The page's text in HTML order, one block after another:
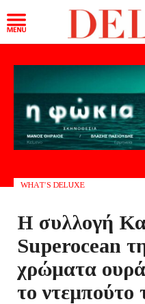
WHAT’S DELUXE
Η συλλογή
Superocean
χρώματα
το ντεμπούτο